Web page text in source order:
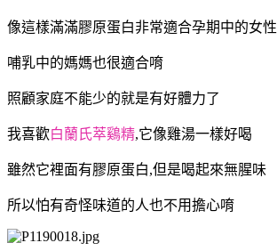
像這樣滿滿膠原蛋白非常適合孕期中的女性
哺乳中的媽媽也很適合唷
照顧家庭不能少的就是有好體力了
我喜歡白蘭氏萃鷄精,它像雞湯一樣好喝
雖然它裡面有膠原蛋白,但是喝起來無腥味
所以怕有奇怪味道的人也不用擔心唷